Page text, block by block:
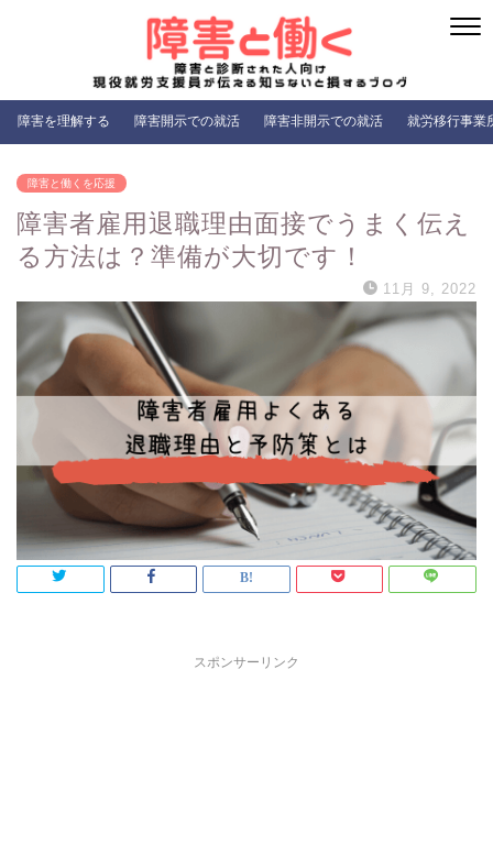
障害を理解する 障害開示での就活 障害非開示での就活 就労移行事業
障害と働くを応援
障害者雇用退職理由面接でうまく伝え
る方法は？準備が大切です！
11月 9, 2022
スポンサーリンク